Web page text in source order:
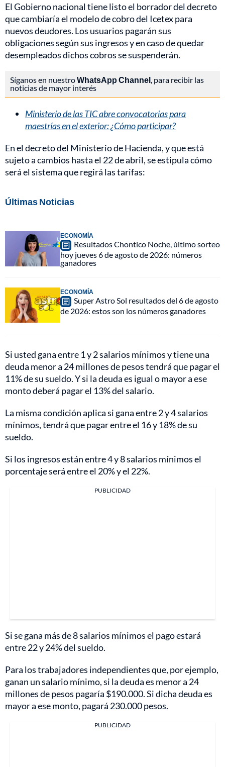
El Gobierno nacional tiene listo el borrador del decreto
que cambiaría el modelo de cobro del Icetex para
nuevos deudores. Los usuarios pagarán sus
obligaciones según sus ingresos y en caso de quedar
desempleados dichos cobros se suspenderán.
Síganos en nuestroWhatsApp Channel , para recibir las
noticias de mayor interés
Ministerio de las TIC abre convocatorias para
maestrías en el exterior: ¿Cómo participar?
En el decreto del Ministerio de Hacienda, y que está
sujeto a cambios hasta el 22 de abril, se estipula cómo
será el sistema que regirá las tarifas:
Últimas Noticias
ECONOMÍA
Resultados Chontico Noche, último sorteo
hoy jueves 6 de agosto de 2026: números
ganadores
ECONOMÍA
Super Astro Sol resultados del 6 de agosto
de 2026: estos son los números ganadores
Si usted gana entre 1 y 2 salarios mínimos y tiene una
deuda menor a 24 millones de pesos tendrá que pagar el
11% de su sueldo. Y si la deuda es igual o mayor a ese
monto deberá pagar el 13% del salario.
La misma condición aplica si gana entre 2 y 4 salarios
mínimos, tendrá que pagar entre el 16 y 18% de su
sueldo.
Si los ingresos están entre 4 y 8 salarios mínimos el
porcentaje será entre el 20% y el 22%.
PUBLICIDAD
Si se gana más de 8 salarios mínimos el pago estará
entre 22 y 24% del sueldo.
Para los trabajadores independientes que, por ejemplo,
ganan un salario mínimo, si la deuda es menor a 24
millones de pesos pagaría $190.000. Si dicha deuda es
mayor a ese monto, pagará 230.000 pesos.
PUBLICIDAD